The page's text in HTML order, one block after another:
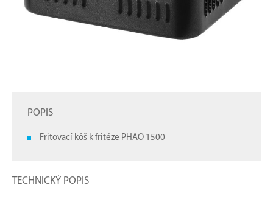
POPIS
Fritovací kôš k fritéze PHAO 1500
TECHNICKÝ POPIS